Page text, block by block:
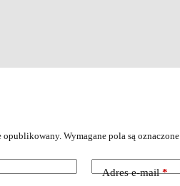
opublikowany. Wymagane pola są oznaczone
Adres e-mail*